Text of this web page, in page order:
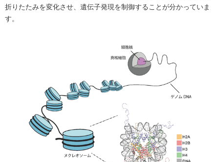
折りたたみを変化させ、遺伝子発現を制御することが分かっていま
す。